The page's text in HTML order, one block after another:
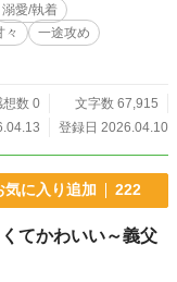
溺愛/執着
々
一途攻め
想数 0
文字数 67,915
登録日 2026.04.10
気に入り追加 222
てかわいい～義父